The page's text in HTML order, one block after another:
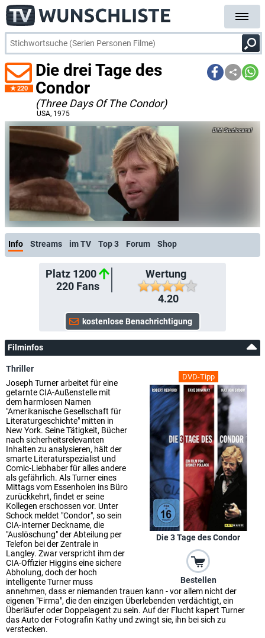
220
Die drei Tage des
Condor
(Three Days Of The Condor)
USA, 1975
Studiocanal
Info Streams im TV Top 3 Forum Shop
Platz 1200
220Fans
Wertung
4.20
Filminfos
DVD-Tipp
Die 3 Tage des Condor
Bestellen
Thriller
Joseph Turner arbeitet für eine
getarnte CIA-Außenstelle mit
dem harmlosen Namen
"Amerikanische Gesellschaft für
Literaturgeschichte" mitten in
New York. Seine Tätigkeit, Bücher
nach sicherheitsrelevanten
Inhalten zu analysieren, hält der
smarte Literaturspezialist und
Comic-Liebhaber für alles andere
als gefährlich. Als Turner eines
Mittags vom Essenholen ins Büro
zurückkehrt, findet er seine
Kollegen erschossen vor. Unter
Schock meldet "Condor", so sein
CIA-interner Deckname, die
"Auslöschung" der Abteilung per
Telefon bei der Zentrale in
Langley. Zwar verspricht ihm der
CIA-Offizier Higgins eine sichere
Abholung, doch der hoch
intelligente Turner muss
annehmen, dass er niemanden trauen kann - vor allem nicht der
eigenen "Firma", die den einzigen Überlebenden verdächtigt, ein
Überläufer oder Doppelagent zu sein. Auf der Flucht kapert Turner
das Auto der Fotografin Kathy und zwingt sie, ihn bei sich zu
verstecken.